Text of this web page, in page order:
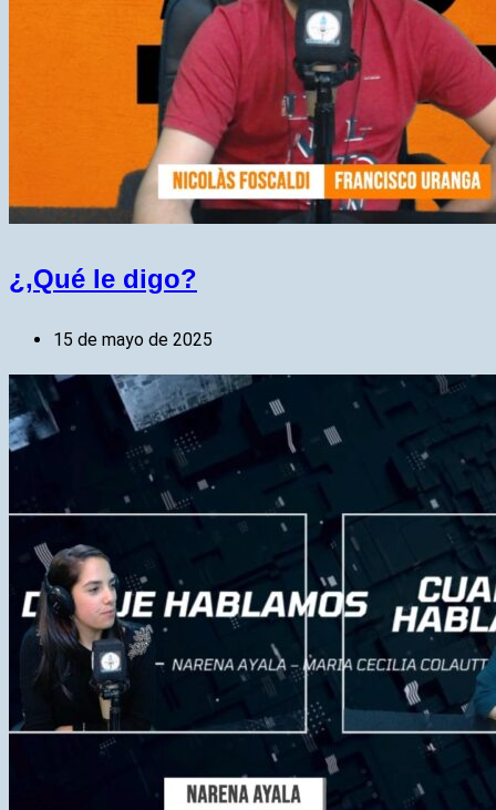
¿,Qué le digo?
15 de mayo de 2025